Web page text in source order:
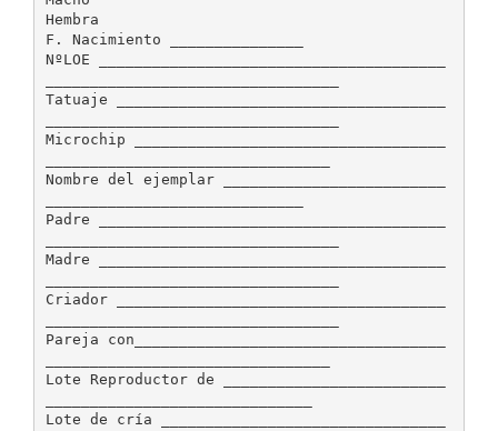
Hembra
F. Nacimiento _______________
NºLOE _______________________________________
Tatuaje _____________________________________
Microchip ___________________________________
Nombre del ejemplar _________________________
Padre _______________________________________
Madre _______________________________________
Criador _____________________________________
Pareja con___________________________________
Lote Reproductor de _________________________
Lote de cría ________________________________